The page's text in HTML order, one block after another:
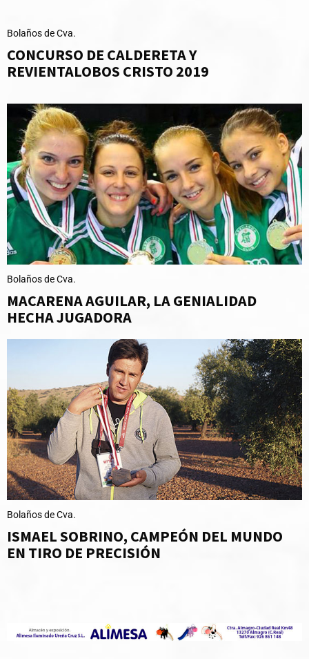
Bolaños de Cva.
CONCURSO DE CALDERETA Y
REVIENTALOBOS CRISTO 2019
Bolaños de Cva.
MACARENA AGUILAR, LA GENIALIDAD
HECHA JUGADORA
Bolaños de Cva.
ISMAEL SOBRINO, CAMPEÓN DEL MUNDO
EN TIRO DE PRECISIÓN